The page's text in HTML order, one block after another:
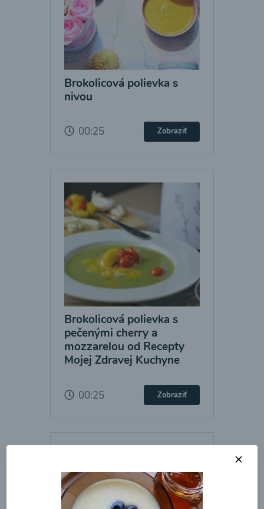
Brokolicová polievka s
nivou
00:25 Zobraziť
Brokolicová polievka s
pečenými cherry a
mozzarelou od Recepty
Mojej Zdravej Kuchyne
00:25 Zobraziť